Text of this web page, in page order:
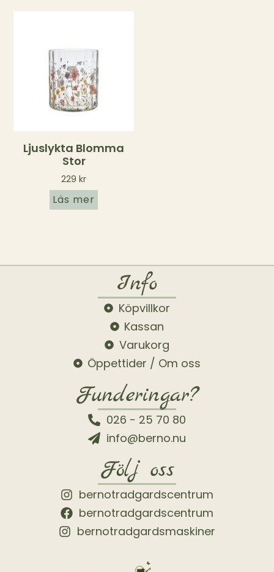
Ljuslykta Blomma
Stor
229kr
Läs mer
Info
Köpvillkor
Kassan
Varukorg
Öppettider / Om oss
Funderingar?
026 - 25 70 80
info@berno.nu
Följ oss
bernotradgardscentrum
bernotradgardscentrum
bernotradgardsmaskiner